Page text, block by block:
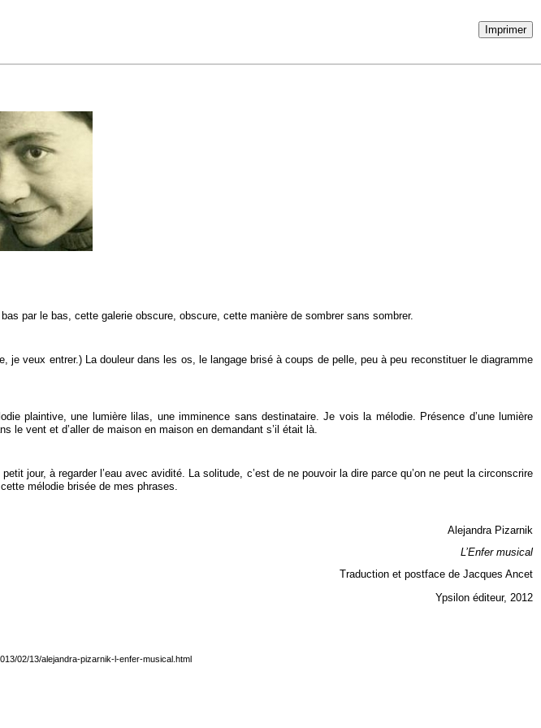
Imprimer
par le bas, cette galerie obscure, obscure, cette manière de sombrer sans sombrer.
veux entrer.) La douleur dans les os, le langage brisé à coups de pelle, peu à peu reconstituer le diagramme
plaintive, une lumière lilas, une imminence sans destinataire. Je vois la mélodie. Présence d’une lumière
le vent et d’aller de maison en maison en demandant s’il était là.
jour, à regarder l’eau avec avidité. La solitude, c’est de ne pouvoir la dire parce qu’on ne peut la circonscrire
mélodie brisée de mes phrases.
Alejandra Pizarnik
L’Enfer musical
Traduction et postface de Jacques Ancet
Ypsilon éditeur, 2012
02/13/alejandra-pizarnik-l-enfer-musical.html